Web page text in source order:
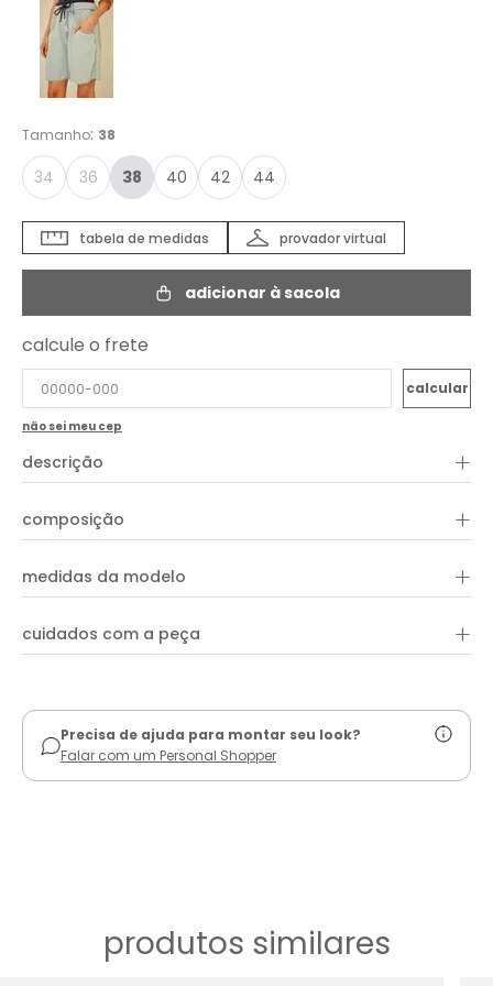
Tamanho: 38
34 36 38 40 42 44
provador virtual
tabela de medidas
adicionar à sacola
calcule o frete
não sei meu cep
descrição +
confortável, unindo o estilo despojado ao toque moderno.
Confeccionada em jeans leve com lavagem clara, possui cós
desfiada que reforça a estética casual. Os bolsos frontais
arredondados e traseiros aplicados acrescentam
funcionalidade e autenticidade ao design. Uma peça versátil,
para quem busca conforto sem abrir mão de estilo.
composição +
medidas da modelo +
cuidados com a peça +
Precisa de ajuda para montar seu look?
Falar com um Personal Shopper
produtos similares